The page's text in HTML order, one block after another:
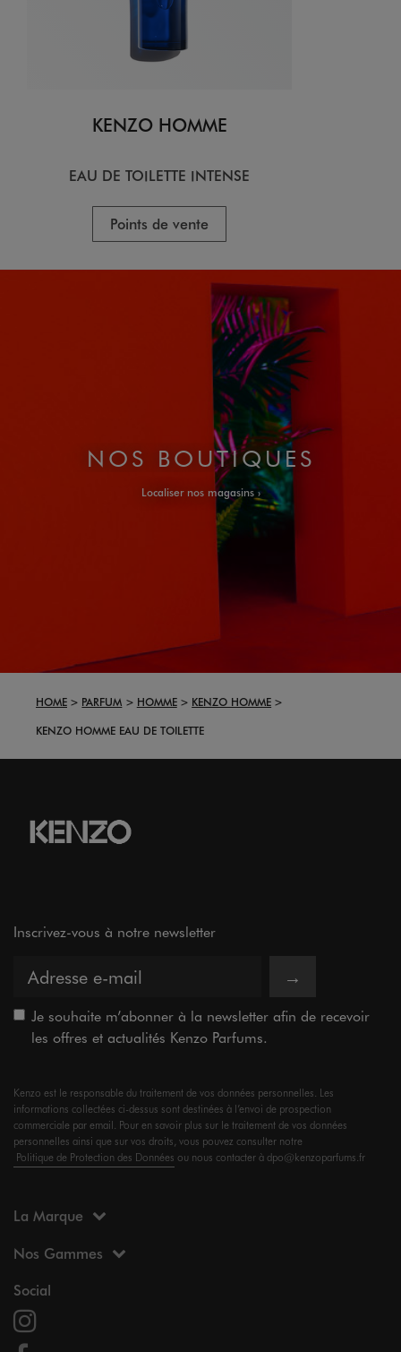
KENZO HOMME
EAU DE TOILETTE INTENSE
Points de vente
NOS BOUTIQUES
Localiser nos magasins
HOME PARFUM HOMME
KENZO HOMME
KENZO HOMME EAU DE TOILETTE
Inscrivez-vous à notre newsletter
→
Je souhaite m’abonner à la newsletter afin de recevoir
les offres et actualités Kenzo Parfums.
Kenzo est le responsable du traitement de vos données personnelles. Les
informations collectées ci-dessus sont destinées à l’envoi de prospection
commerciale par email. Pour en savoir plus sur le traitement de vos données
personnelles ainsi que sur vos droits, vous pouvez consulter notre
Politique de Protection des Données ou nous contacter à dpo@kenzoparfums.fr
La Marque
Nos Gammes
Social